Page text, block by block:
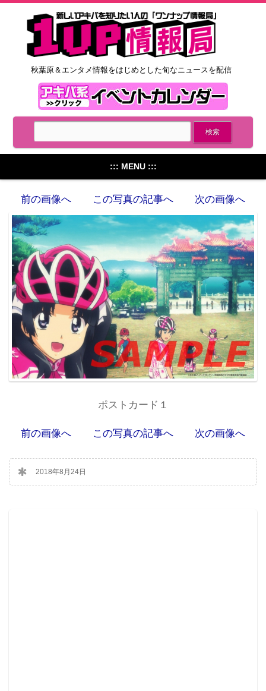
秋葉原＆エンタメ情報をはじめとした旬なニュースを配信
::: MENU :::
前の画像へ この写真の記事へ 次の画像へ
ポストカード１
前の画像へ この写真の記事へ 次の画像へ
2018年8月24日